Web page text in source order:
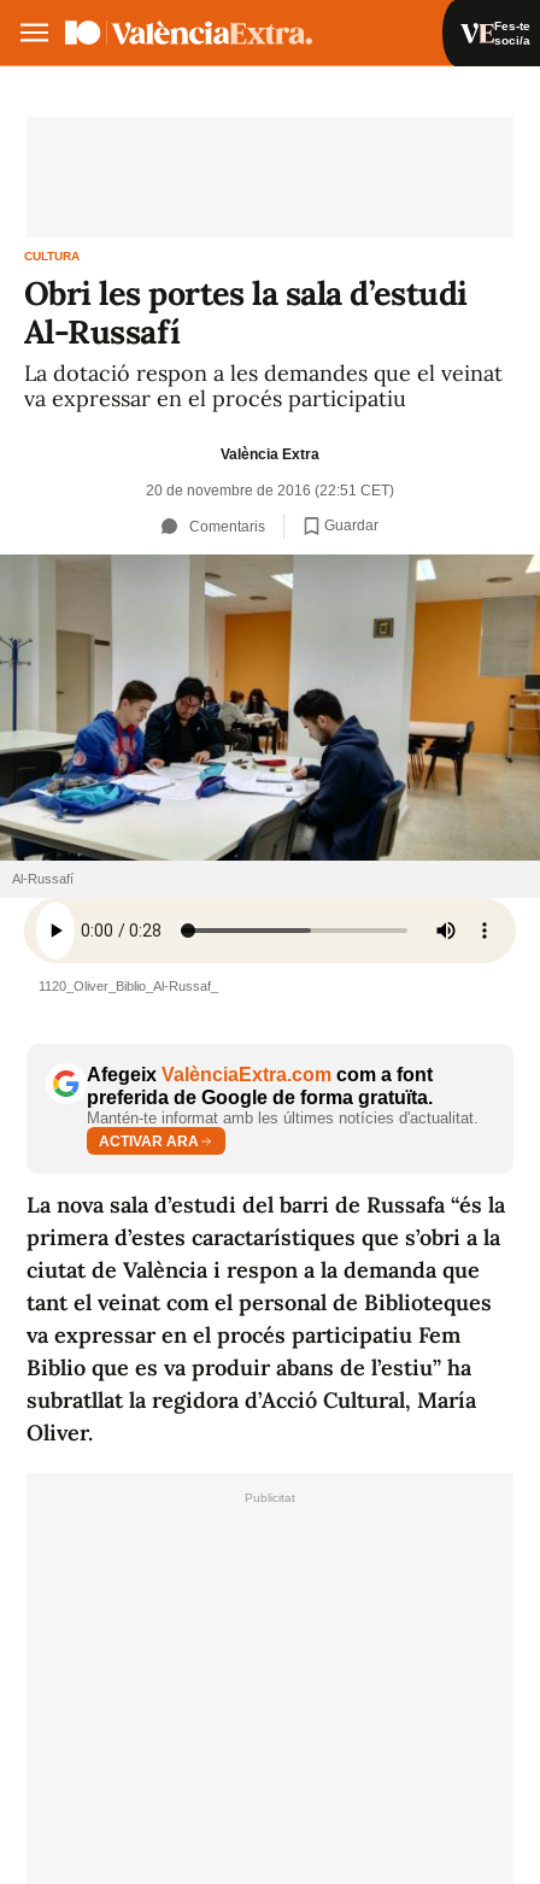
Fes-te
soci/a
CULTURA
Obri les portes la sala d’estudi
Al-Russafí
La dotació respon a les demandes que el veinat
va expressar en el procés participatiu
València Extra
20 de novembre de 2016 (22:51 CET)
Comentaris Guardar
Al-Russafí
1120_Oliver_Biblio_Al-Russaf_
Afegeix ValènciaExtra.com com a font
preferida de Google de forma gratuïta.
Mantén-te informat amb les últimes notícies d'actualitat.
ACTIVAR ARA
La nova sala d’estudi del barri de Russafa “és la
primera d’estes caractarístiques que s’obri a la
ciutat de València i respon a la demanda que
tant el veinat com el personal de Biblioteques
va expressar en el procés participatiu Fem
Biblio que es va produir abans de l’estiu” ha
subratllat la regidora d’Acció Cultural, María
Oliver.